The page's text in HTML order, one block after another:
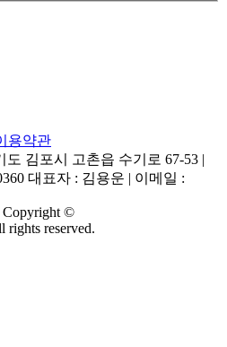
용약관
김포시 고촌읍 수기로 67-53 |
대표자 : 김용운 | 이메일 :
©
rights reserved.